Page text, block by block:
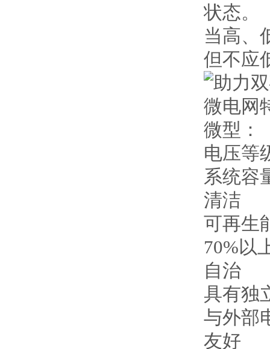
状态。
当高、
但不应
微电网
微型：
电压等
系统容
清洁
可再生
70%以
自治
具有独
与外部
友好